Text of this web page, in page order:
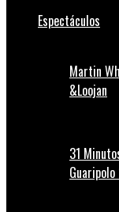
Espectáculos
Martin
&Loojan
31
Guaripolo